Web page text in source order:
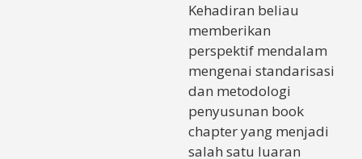
Kehadiran beliau
memberikan
perspektif mendalam
mengenai standarisasi
dan metodologi
penyusunan book
chapter yang menjadi
salah satu luaran